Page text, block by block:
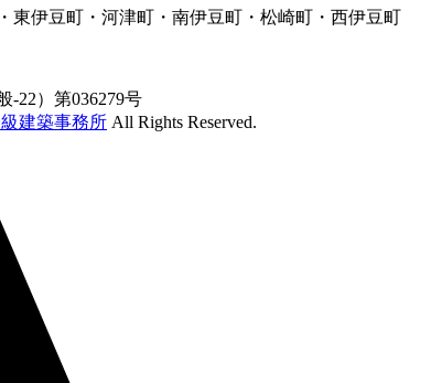
東伊豆町・河津町・南伊豆町・松崎町・西伊豆町
-22）第036279号
建築事務所 All Rights Reserved.